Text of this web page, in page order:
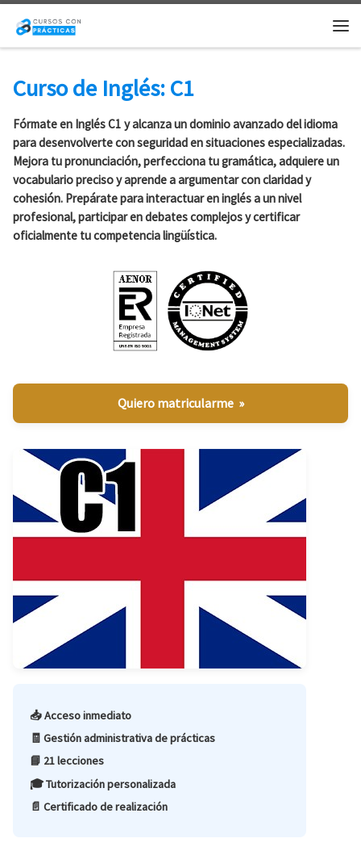
Saltar al contenido
Curso de Inglés: C1
Fórmate en Inglés C1 y alcanza un dominio avanzado del idioma
para desenvolverte con seguridad en situaciones especializadas.
Mejora tu pronunciación, perfecciona tu gramática, adquiere un
vocabulario preciso y aprende a argumentar con claridad y
cohesión. Prepárate para interactuar en inglés a un nivel
profesional, participar en debates complejos y certificar
oficialmente tu competencia lingüística.
Quiero matricularme »
📥 Acceso inmediato
🧾 Gestión administrativa de prácticas
📘 21 lecciones
🎓 Tutorización personalizada
📄 Certificado de realización